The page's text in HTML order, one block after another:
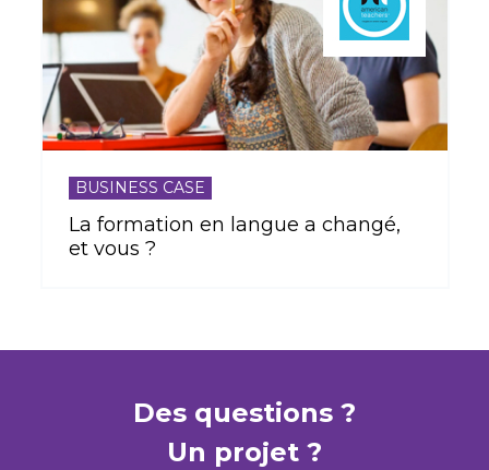
BUSINESS CASE
La formation en langue a changé,
et vous ?
Des questions ?
Un projet ?